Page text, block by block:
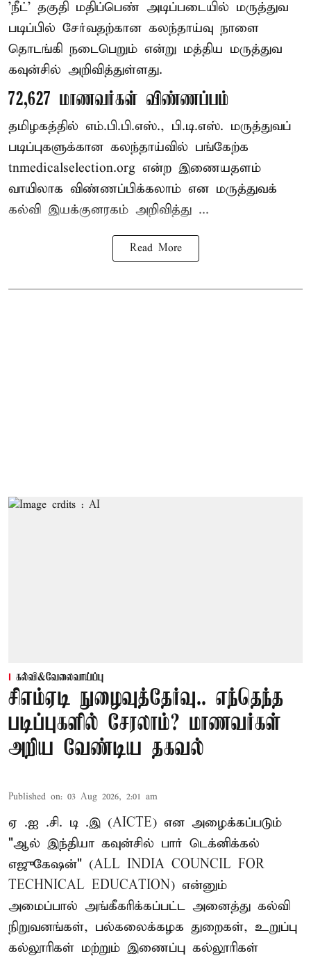
'நீட்' தகுதி மதிப்பெண் அடிப்படையில் மருத்துவ
படிப்பில் சேர்வதற்கான கலந்தாய்வு நாளை
தொடங்கி நடைபெறும் என்று மத்திய மருத்துவ
கவுன்சில் அறிவித்துள்ளது.
72,627 மாணவர்கள் விண்ணப்பம்
தமிழகத்தில் எம்.பி.பி.எஸ்., பி.டி.எஸ். மருத்துவப்
படிப்புகளுக்கான கலந்தாய்வில் பங்கேற்க
tnmedicalselection.org என்ற இணையதளம்
வாயிலாக விண்ணப்பிக்கலாம் என மருத்துவக்
கல்வி இயக்குனரகம் அறிவித்து ...
Read More
கல்வி&வேலைவாய்ப்பு
சிஎம்ஏடி நுழைவுத்தேர்வு.. எந்தெந்த
படிப்புகளில் சேரலாம்? மாணவர்கள்
அறிய வேண்டிய தகவல்
Published on: 03 Aug 2026, 2:01 am
ஏ .ஐ .சி. டி .இ (AICTE) என அழைக்கப்படும்
"ஆல் இந்தியா கவுன்சில் பார் டெக்னிக்கல்
எஜுகேஷன்" (ALL INDIA COUNCIL FOR
TECHNICAL EDUCATION) என்னும்
அமைப்பால் அங்கீகரிக்கப்பட்ட அனைத்து கல்வி
நிறுவனங்கள், பல்கலைக்கழக துறைகள், உறுப்பு
கல்லூரிகள் மற்றும் இணைப்பு கல்லூரிகள்